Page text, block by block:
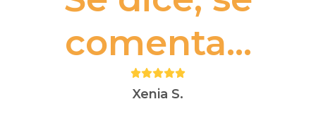
comenta...
Puntuación:
5Xenia S.